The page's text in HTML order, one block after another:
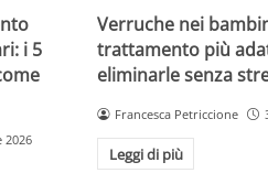
i 5
2026
Verruche nei
trattamento più
eliminarle senza
Francesca Petriccione
Leggi di più